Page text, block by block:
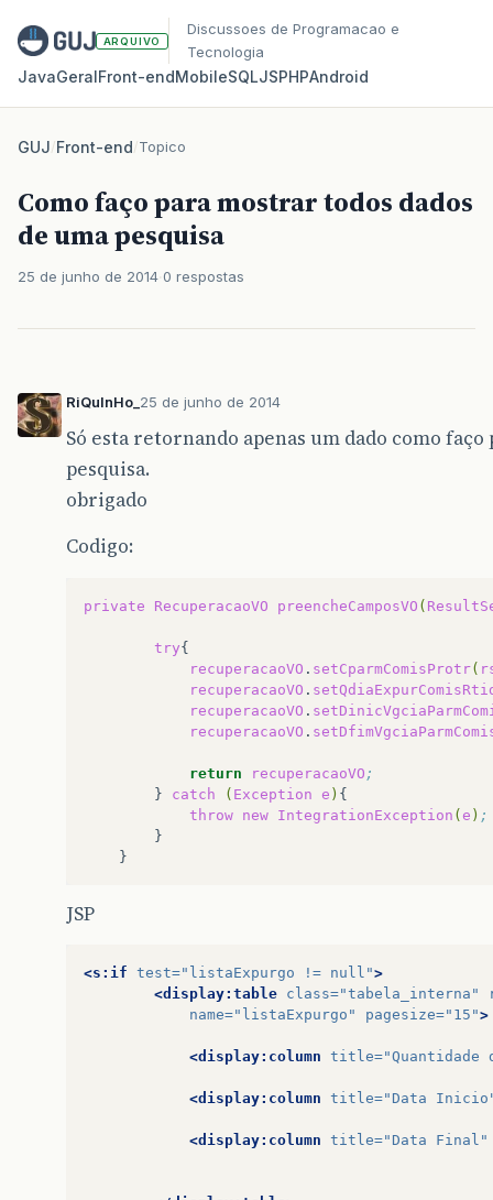
ARQUIVO
Discussoes de Programacao e
Tecnologia
JavaGeralFront‑endMobileSQLJSPHPAndroid
GUJ/Front-end/Topico
Como faço para mostrar todos dados
de uma pesquisa
25 de junho de 2014 0 respostas
RiQuInHo_ 25 de junho de 2014
Só esta retornando apenas um dado como
pesquisa.
obrigado
Codigo:
private RecuperacaoVO preencheCamposVO (
try
recuperacaoVO . setCparmComisProtr(
recuperacaoVO .
recuperacaoVO .
recuperacaoVO .
return recuperacaoVO
}
catch ( Exception e ) {
throw new IntegrationException ( e ) ;
}
JSP
<s:if test="listaExpurgo != null">
<display:table class="tabela_interna"
name="listaExpurgo" pagesize="15">
<display:column title="Quantidade
<display:column title="Data
<display:column title="Data Final"